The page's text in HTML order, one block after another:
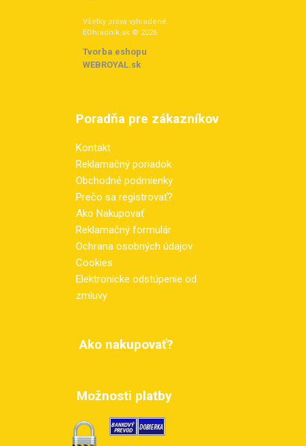
Všetky práva vyhradené.
EOhradnik.sk © 2026
Tvorba eshopu:
WEBROYAL.sk
Poradňa pre zákazníkov
Kontakt
Reklamačný poriadok
Obchodné podmienky
Prečo sa registrovať?
Ako Nakupovať
Reklamačný formulár
Ochrana osobných údajov
Cookies
Elektronicke odstúpenie od
zmluvy
Ako nakupovať?
Možnosti platby